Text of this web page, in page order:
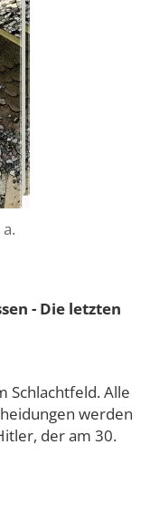
- Die letzten
Schlachtfeld. Alle
werden
der am 30.